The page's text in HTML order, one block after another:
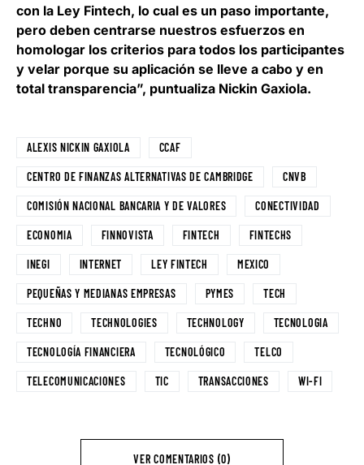
con la Ley Fintech, lo cual es un paso importante,
pero deben centrarse nuestros esfuerzos en
homologar los criterios para todos los participantes
y velar porque su aplicación se lleve a cabo y en
total transparencia”, puntualiza Nickin Gaxiola.
ALEXIS NICKIN GAXIOLA CCAF
CENTRO DE FINANZAS ALTERNATIVAS DE CAMBRIDGE CNVB
COMISIÓN NACIONAL BANCARIA Y DE VALORES CONECTIVIDAD
ECONOMIA FINNOVISTA FINTECH FINTECHS
INEGI INTERNET LEY FINTECH MEXICO
PEQUEÑAS Y MEDIANAS EMPRESAS PYMES TECH
TECHNO TECHNOLOGIES TECHNOLOGY TECNOLOGIA
TECNOLOGÍA FINANCIERA TECNOLÓGICO TELCO
TELECOMUNICACIONES TIC TRANSACCIONES WI-FI
VER COMENTARIOS (0)